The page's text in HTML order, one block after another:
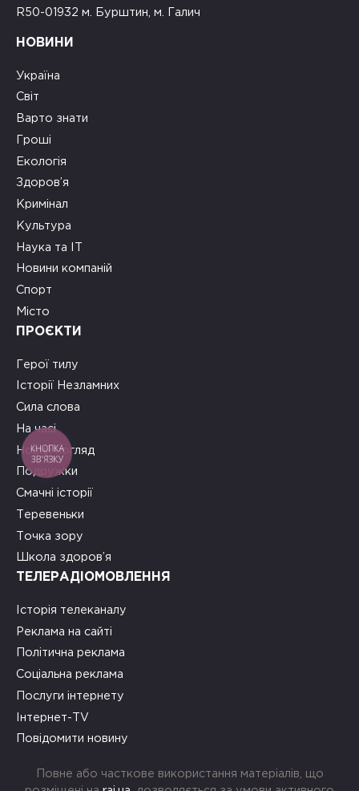
R50-01932 м. Бурштин, м. Галич
НОВИНИ
Україна
Світ
Варто знати
Гроші
Екологія
Здоров’я
Кримінал
Культура
Наука та ІТ
Новини компаній
Спорт
Місто
ПРОЄКТИ
Герої тилу
Історії Незламних
Сила слова
На часі
Новий погляд
Подружки
Смачні історії
Теревеньки
Точка зору
Школа здоров’я
ТЕЛЕРАДІОМОВЛЕННЯ
Історія телеканалу
Реклама на сайті
Політична реклама
Соціальна реклама
Послуги інтернету
Інтернет-TV
Повідомити новину
Повне або часткове використання матеріалів, що
КНОПКА
ЗВ'ЯЗКУ